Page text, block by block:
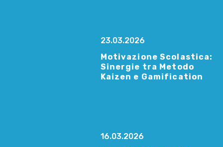
23.03.2026
Motivazione Scolastica:
Sinergie tra Metodo
Kaizen e Gamification
16.03.2026